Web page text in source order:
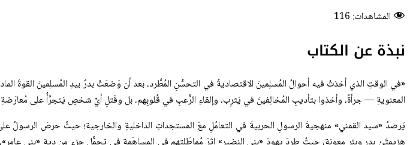
المشاهدات: 116
نبذة عن الكتاب
«في الوقتِ الذي أخذتْ فيه أحوالُ المُسلِمينَ الاقتصاديةُ في التحسُّنِ المُطَّرد، بعد أن وَضعَتْ بدرٌ بيدِ المُسلِمينَ القوةَ
المعنويةِ — جرأةً، وأخذوا بتأديبِ المُخالِفينَ في يَثرِب، وإلقاءِ الرُّعبِ في قُلوبِهم، بل وقَتلِ أيِّ شخصٍ يَتجرَّأُ على مُعارَضةِ
يَرصدُ «سيد القمني» منهجيةَ الرسولِ الحربيةَ في التعامُلِ معَ المستجداتِ الداخليةِ والخارجية؛ حيثُ حرصَ الرسولُ